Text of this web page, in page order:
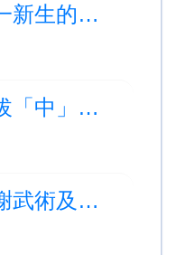
學校影片更新:小一新生的首周花絮
學校相片更新:林拔「中」秋慶團圓活動
學校相片更新:感謝武術及低年級中國舞蹈隊